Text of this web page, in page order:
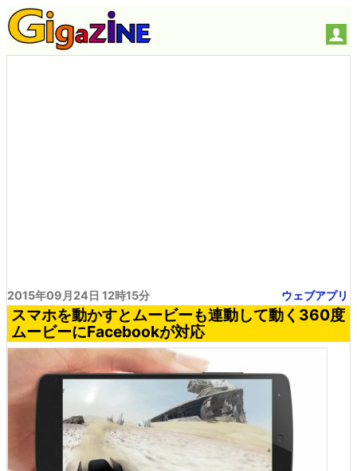
2015年09月24日 12時15分 ウェブアプリ
スマホを動かすとムービーも連動して動く360度
ムービーにFacebookが対応